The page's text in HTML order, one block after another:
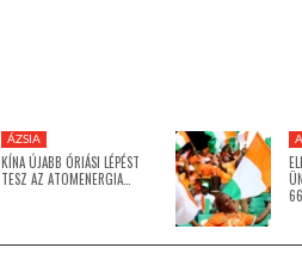
ÁZSIA
KÍNA ÚJABB ÓRIÁSI LÉPÉST
TESZ AZ ATOMENERGIA…